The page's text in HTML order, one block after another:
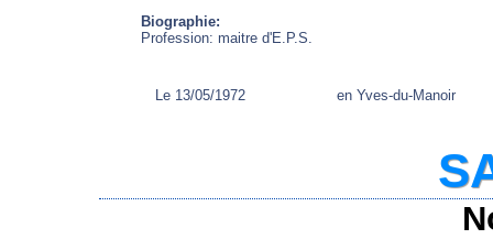
Biographie:
Profession: maitre d'E.P.S.
Le 13/05/1972 en Yves-du-Manoir